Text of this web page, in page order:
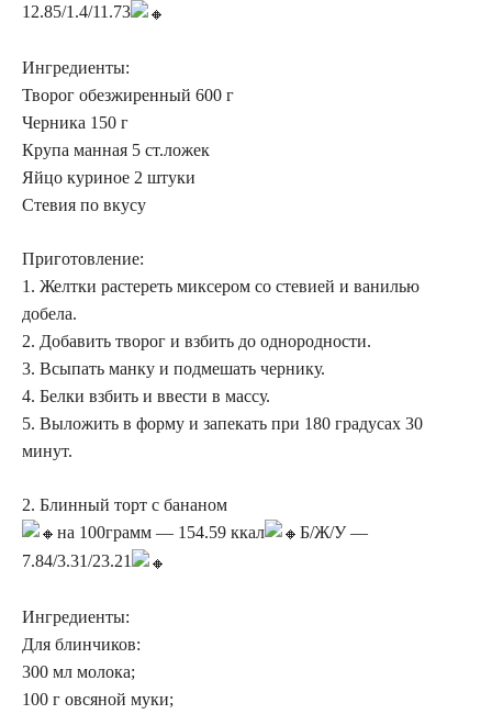
12.85/1.4/11.73
Ингредиенты:
Творог обезжиренный 600 г
Черника 150 г
Крупа манная 5 ст.ложек
Яйцо куриное 2 штуки
Стевия по вкусу
Приготовление:
1. Желтки растереть миксером со стевией и ванилью
добела.
2. Добавить творог и взбить до однородности.
3. Всыпать манку и подмешать чернику.
4. Белки взбить и ввести в массу.
5. Выложить в форму и запекать при 180 градусах 30
минут.
2. Блинный торт с бананом
на 100грамм — 154.59 ккал
Б/Ж/У —
7.84/3.31/23.21
Ингредиенты:
Для блинчиков:
300 мл молока;
100 г овсяной муки;